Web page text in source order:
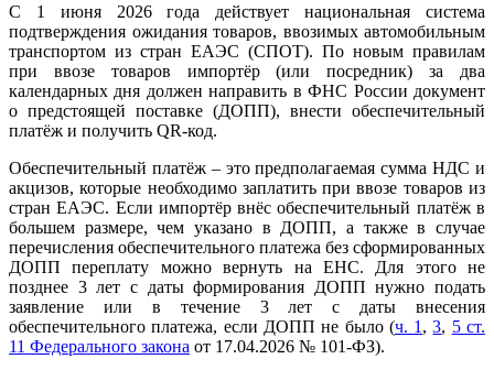
С 1 июня 2026 года действует национальная система
подтверждения ожидания товаров, ввозимых автомобильным
транспортом из стран ЕАЭС (СПОТ). По новым правилам
при ввозе товаров импортёр (или посредник) за два
календарных дня должен направить в ФНС России документ
о предстоящей поставке (ДОПП), внести обеспечительный
платёж и получить QR-код.
Обеспечительный платёж – это предполагаемая сумма НДС и
акцизов, которые необходимо заплатить при ввозе товаров из
стран ЕАЭС. Если импортёр внёс обеспечительный платёж в
большем размере, чем указано в ДОПП, а также в случае
перечисления обеспечительного платежа без сформированных
ДОПП переплату можно вернуть на ЕНС. Для этого не
позднее 3 лет с даты формирования ДОПП нужно подать
заявление или в течение 3 лет с даты внесения
обеспечительного платежа, если ДОПП не было (ч. 1 ,3, 5 ст.
11 Федерального закона от 17.04.2026 № 101-ФЗ).